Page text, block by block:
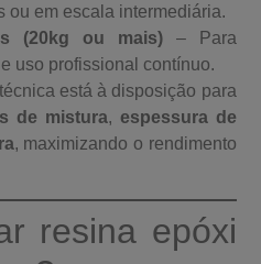
ou em escala intermediária.
(20kg ou mais)– Para
uso profissional contínuo.
está à disposição para
de mistura, espessura de
, maximizando o rendimento
resina epóxi